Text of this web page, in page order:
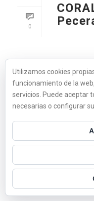
0
Utilizamos cookies
funcionamiento de la
servicios. Puede aceptar
necesarias o configurar